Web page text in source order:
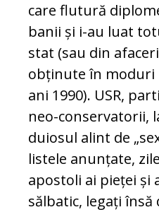
care flutură
banii și i-au luat
stat (sau din
obținute în
ani 1990). USR,
neo-conservatorii,
duiosul alint de
listele anunțate,
apostoli ai pieței și
sălbatic, legați